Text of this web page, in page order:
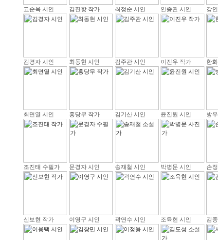
고순옥 시인 김진항 작가 최정순 시인 안종관 시인 강
김경자 시인 최동현 시인 김주관 시인 이진우 작가 한
최면열 시인 홍당무 작가 김기산 시인 윤진원 시인 방
조진태 수필가 문경자 시인 송재철 시인 박병문 시인 손
신보현 작가 이영구 시인 곽연수 시인 조육현 시인 김